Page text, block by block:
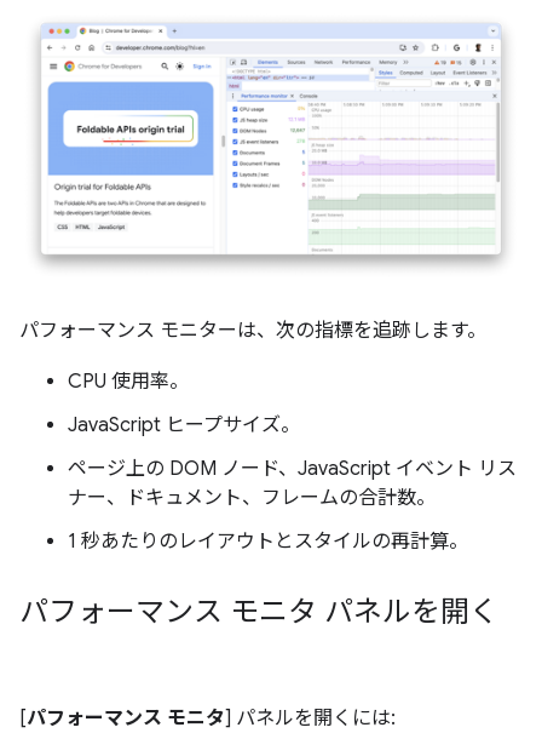
パフォーマンス モニターは、次の指標を追跡します。
CPU 使用率。
JavaScript ヒープサイズ。
ページ上の DOM ノード、JavaScript イベント リス
ナー、ドキュメント、フレームの合計数。
1 秒あたりのレイアウトとスタイルの再計算。
パフォーマンス モニタ パネルを開く
[パフォーマンス モニタ] パネルを開くには: